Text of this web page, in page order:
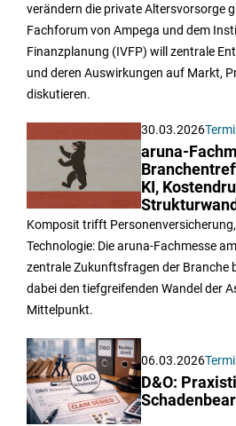
verändern die private Altersvorsorge
Fachforum von Ampega und dem
Finanzplanung (IVFP) will zentrale
und deren Auswirkungen auf Markt,
diskutieren.
30.03.2026
aruna-
KI,
Komposit trifft
Technologie: Die aruna-Fachmesse
zentrale Zukunftsfragen der Branche
dabei den tiefgreifenden Wandel der
Mittelpunkt.
06.03.2026
D&O: